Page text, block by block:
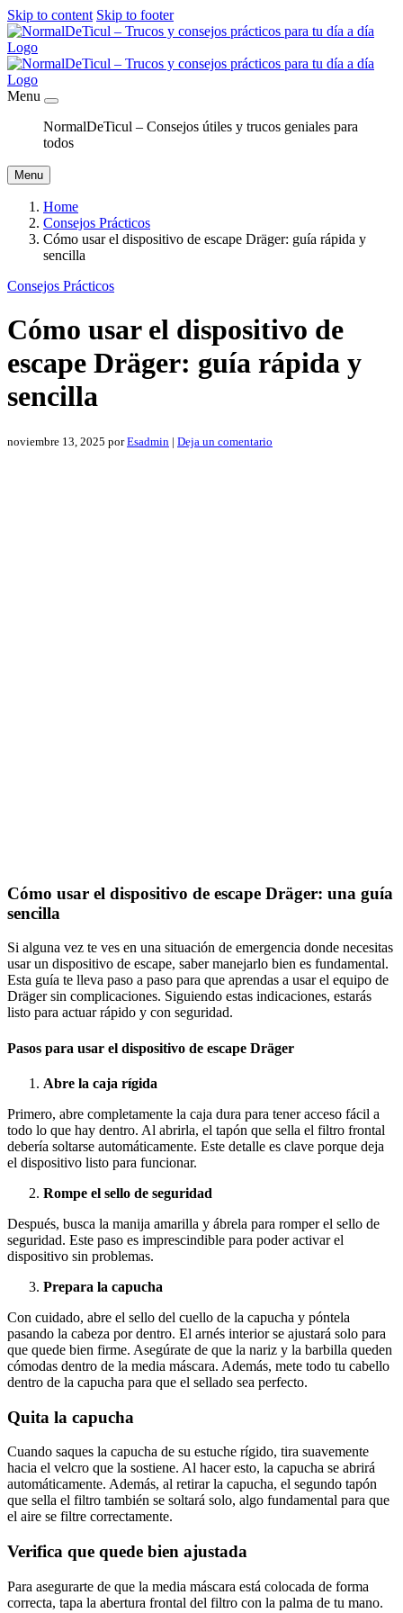
Skip to content Skip to footer
Menu
NormalDeTicul – Consejos útiles y trucos geniales para
todos
Menu
Home
Consejos Prácticos
Cómo usar el dispositivo de escape Dräger: guía rápida y
sencilla
Consejos Prácticos
Cómo usar el dispositivo de
escape Dräger: guía rápida y
sencilla
noviembre 13, 2025 porEsadmin | Deja un comentario
Cómo usar el dispositivo de escape Dräger: una guía
sencilla
Si alguna vez te ves en una situación de emergencia donde necesitas
usar un dispositivo de escape, saber manejarlo bien es fundamental.
Esta guía te lleva paso a paso para que aprendas a usar el equipo de
Dräger sin complicaciones. Siguiendo estas indicaciones, estarás
listo para actuar rápido y con seguridad.
Pasos para usar el dispositivo de escape Dräger
Abre la caja rígida
Primero, abre completamente la caja dura para tener acceso fácil a
todo lo que hay dentro. Al abrirla, el tapón que sella el filtro frontal
debería soltarse automáticamente. Este detalle es clave porque deja
el dispositivo listo para funcionar.
Rompe el sello de seguridad
Después, busca la manija amarilla y ábrela para romper el sello de
seguridad. Este paso es imprescindible para poder activar el
dispositivo sin problemas.
Prepara la capucha
Con cuidado, abre el sello del cuello de la capucha y póntela
pasando la cabeza por dentro. El arnés interior se ajustará solo para
que quede bien firme. Asegúrate de que la nariz y la barbilla queden
cómodas dentro de la media máscara. Además, mete todo tu cabello
dentro de la capucha para que el sellado sea perfecto.
Quita la capucha
Cuando saques la capucha de su estuche rígido, tira suavemente
hacia el velcro que la sostiene. Al hacer esto, la capucha se abrirá
automáticamente. Además, al retirar la capucha, el segundo tapón
que sella el filtro también se soltará solo, algo fundamental para que
el aire se filtre correctamente.
Verifica que quede bien ajustada
Para asegurarte de que la media máscara está colocada de forma
correcta, tapa la abertura frontal del filtro con la palma de tu mano.